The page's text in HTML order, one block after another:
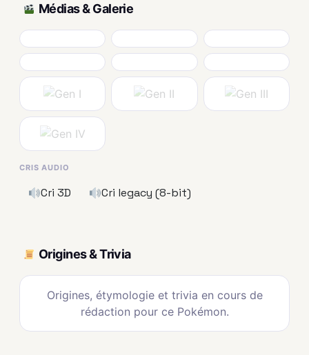
Médias & Galerie
CRIS AUDIO
Cri 3D Cri legacy (8-bit)
Origines & Trivia
Origines, étymologie et trivia en cours de
rédaction pour ce Pokémon.